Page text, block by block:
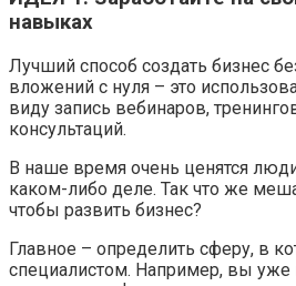
навыках
Лучший способ создать бизнес
вложений с нуля – это
виду запись вебинаров,
консультаций.
В наше время очень ценятся
каком-либо деле. Так что же
чтобы развить бизнес?
Главное – определить сферу, в
специалистом. Например, вы уже